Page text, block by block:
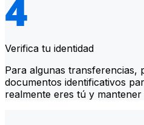
Verifica tu identidad
Para algunas transferencias,
documentos identificativos
realmente eres tú y